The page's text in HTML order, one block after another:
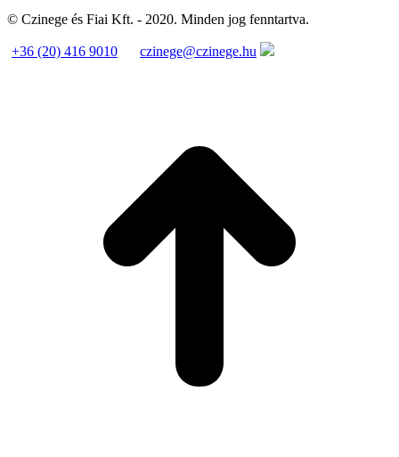
© Czinege és Fiai Kft. - 2020. Minden jog fenntartva.
+36 (20) 416 9010 czinege@czinege.hu